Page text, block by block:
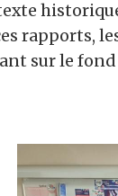
rapports,
sur le fond